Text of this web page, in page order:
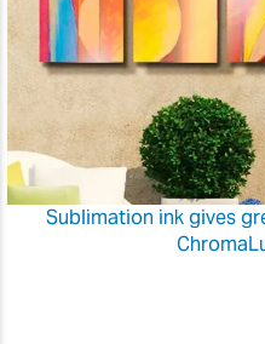
Sublimation ink gives